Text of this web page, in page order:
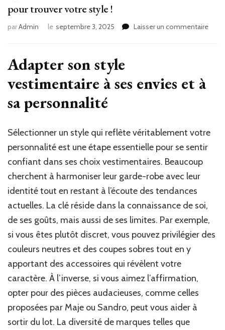
pour trouver votre style !
parAdmin le septembre 3, 2025 Laisser un commentairesur
votre
Adapter son style
vestimentaire à ses envies et à
sa personnalité
Sélectionner un style qui reflète véritablement votre
personnalité est une étape essentielle pour se sentir
confiant dans ses choix vestimentaires. Beaucoup
cherchent à harmoniser leur garde-robe avec leur
identité tout en restant à l’écoute des tendances
actuelles. La clé réside dans la connaissance de soi,
de ses goûts, mais aussi de ses limites. Par exemple,
si vous êtes plutôt discret, vous pouvez privilégier des
couleurs neutres et des coupes sobres tout en y
apportant des accessoires qui révèlent votre
caractère. À l’inverse, si vous aimez l’affirmation,
opter pour des pièces audacieuses, comme celles
proposées par Maje ou Sandro, peut vous aider à
sortir du lot. La diversité de marques telles que